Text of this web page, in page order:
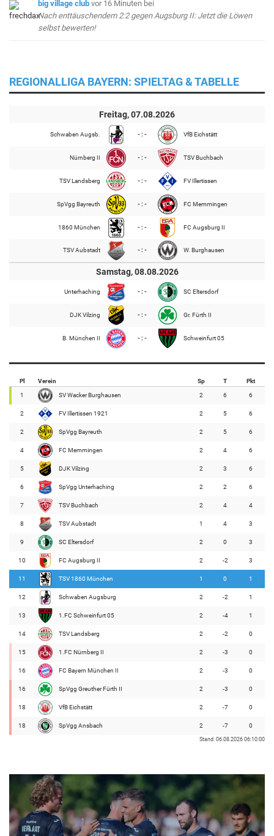
big village club vor 16 Minuten bei
Nach enttäuschendem 2:2 gegen Augsburg II: Jetzt die Löwen
selbst bewerten!
REGIONALLIGA BAYERN: SPIELTAG & TABELLE
Freitag, 07.08.2026
Schwaben Augsb. - : - VfB Eichstätt
Nürnberg II - : - TSV Buchbach
TSV Landsberg - : - FV Illertissen
SpVgg Bayreuth - : - FC Memmingen
1860 München - : - FC Augsburg II
TSV Aubstadt - : - W. Burghausen
Samstag, 08.08.2026
Unterhaching - : - SC Eltersdorf
DJK Vilzing - : - Gr. Fürth II
B. München II - : - Schweinfurt 05
Pl Verein Sp T Pkt
1 SV Wacker Burghausen 2 6 6
2 FV Illertissen 1921 2 5 6
2 SpVgg Bayreuth 2 5 6
4 FC Memmingen 2 4 6
5 DJK Vilzing 2 3 6
6 SpVgg Unterhaching 2 2 6
7 TSV Buchbach 2 4 4
8 TSV Aubstadt 1 4 3
9 SC Eltersdorf 2 0 3
10 FC Augsburg II 2 -2 3
11 TSV 1860 München 1 0 1
12 Schwaben Augsburg 2 -2 1
13 1.FC Schweinfurt 05 2 -4 1
14 TSV Landsberg 2 -2 0
15 1.FC Nürnberg II 2 -3 0
16 FC Bayern München II 2 -3 0
16 SpVgg Greuther Fürth II 2 -3 0
18 VfB Eichstätt 2 -7 0
18 SpVgg Ansbach 2 -7 0
Stand: 06.08.2026 06:10:00